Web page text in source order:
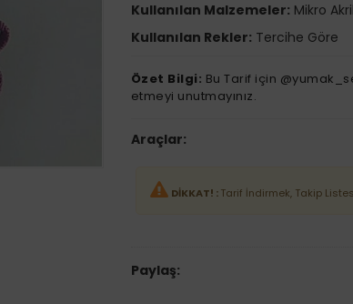
Kullanılan Malzemeler: Mikro
Kullanılan Rekler: Tercihe Göre
Özet Bilgi: Bu Tarif için
etmeyi unutmayınız.
Araçlar:
DİKKAT! :Tarif İndirmek, Takip
Paylaş: